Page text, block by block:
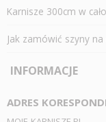
Karnisze 300cm w
Jak zamówić szyny na
INFORMACJE
ADRES